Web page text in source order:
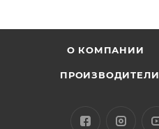
О КОМПАНИИ
ПРОИЗВОДИТЕЛИ